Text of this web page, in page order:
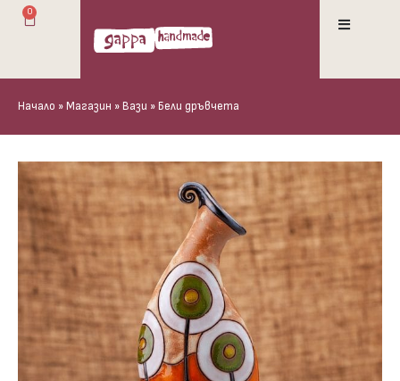
0
Начало » Магазин » Вази » Бели дръвчета